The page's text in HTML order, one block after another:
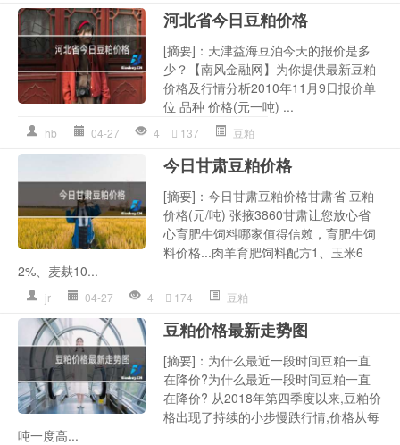
河北省今日豆粕价格
[摘要]：天津益海豆泊今天的报价是多
少？【南风金融网】为你提供最新豆粕
价格及行情分析2010年11月9日报价单
位 品种 价格(元一吨) ...
hb 04-27 4 137 豆粕
今日甘肃豆粕价格
[摘要]：今日甘肃豆粕价格甘肃省 豆粕
价格(元/吨) 张掖3860甘肃让您放心省
心育肥牛饲料哪家值得信赖，育肥牛饲
料价格...肉羊育肥饲料配方1、玉米6
2%、麦麸10...
jr 04-27 4 174 豆粕
豆粕价格最新走势图
[摘要]：为什么最近一段时间豆粕一直
在降价?为什么最近一段时间豆粕一直
在降价? 从2018年第四季度以来,豆粕价
格出现了持续的小步慢跌行情,价格从每
吨一度高...